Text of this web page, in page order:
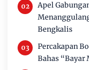
Apel
Bengkalis
Percakapan
Bahas